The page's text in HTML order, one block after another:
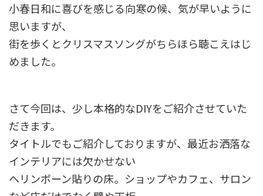
小春日和に喜びを感じる向寒の候、気が早いように
思いますが、
街を歩くとクリスマスソングがちらほら聴こえはじ
めました。
さて今回は、少し本格的なDIYをご紹介させていた
だきます。
タイトルでもご紹介しておりますが、最近お洒落な
インテリアには欠かせない
ヘリンボーン貼りの床。ショップやカフェ、サロン